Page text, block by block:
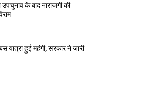
उपचुनाव के बाद नाराजगी की
यात्रा हुई महंगी, सरकार ने जारी